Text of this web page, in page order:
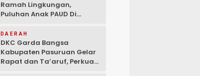
Ramah Lingkungan,
Puluhan Anak PAUD Di
Sampah
DAERAH
DKC Garda Bangsa
Kabupaten Pasuruan Gelar
Rapat dan Ta’aruf, Perkuat